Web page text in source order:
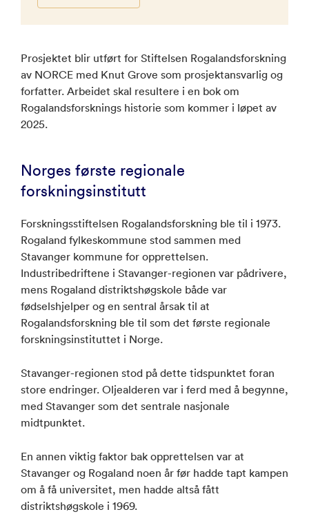
Prosjektet blir utført for Stiftelsen Rogalandsforskning
av NORCE med Knut Grove som prosjektansvarlig og
forfatter. Arbeidet skal resultere i en bok om
Rogalandsforsknings historie som kommer i løpet av
2025.
Norges første regionale
forskningsinstitutt
Forskningsstiftelsen Rogalandsforskning ble til i 1973.
Rogaland fylkeskommune stod sammen med
Stavanger kommune for opprettelsen.
Industribedriftene i Stavanger-regionen var pådrivere,
mens Rogaland distriktshøgskole både var
fødselshjelper og en sentral årsak til at
Rogalandsforskning ble til som det første regionale
forskningsinstituttet i Norge.
Stavanger-regionen stod på dette tidspunktet foran
store endringer. Oljealderen var i ferd med å begynne,
med Stavanger som det sentrale nasjonale
midtpunktet.
En annen viktig faktor bak opprettelsen var at
Stavanger og Rogaland noen år før hadde tapt kampen
om å få universitet, men hadde altså fått
distriktshøgskole i 1969.